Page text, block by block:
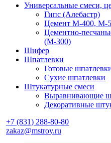
Универсальные смеси,
Гипс (Алебастр)
Цемент М-400, М-
Цементно-
(М-300)
Шифер
Шпатлевки
Готовые
Сухие шпатлевки
Штукатурные смеси
Выравнивающие
Декоративные
+7 (831) 288-80-80
zakaz@mstroy.ru